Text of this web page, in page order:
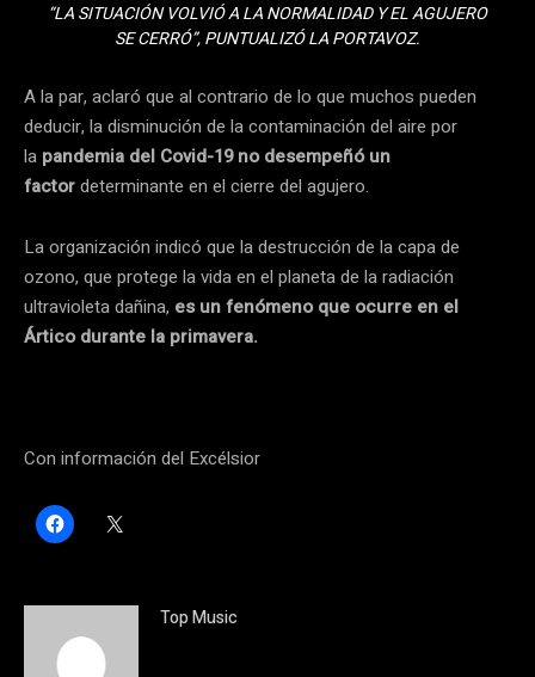
“LA SITUACIÓN VOLVIÓ A LA NORMALIDAD Y EL AGUJERO
SE CERRÓ”, PUNTUALIZÓ LA PORTAVOZ.
A la par, aclaró que al contrario de lo que muchos pueden
deducir, la disminución de la contaminación del aire por
la pandemia del Covid-19 no desempeñó un
factordeterminante en el cierre del agujero.
La organización indicó que la destrucción de la capa de
ozono, que protege la vida en el planeta de la radiación
ultravioleta dañina, es un fenómeno que ocurre en el
Ártico durante la primavera.
Con información del Excélsior
H
a
a
Top Music